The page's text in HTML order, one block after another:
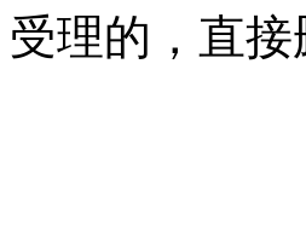
受理的，直接